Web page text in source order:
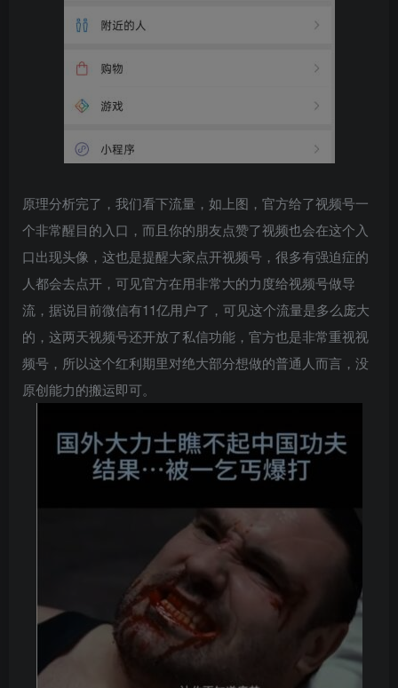
原理分析完了，我们看下流量，如上图，官方给了视频号一
个非常醒目的入口，而且你的朋友点赞了视频也会在这个入
口出现头像，这也是提醒大家点开视频号，很多有强迫症的
人都会去点开，可见官方在用非常大的力度给视频号做导
流，据说目前微信有11亿用户了，可见这个流量是多么庞大
的，这两天视频号还开放了私信功能，官方也是非常重视视
频号，所以这个红利期里对绝大部分想做的普通人而言，没
原创能力的搬运即可。